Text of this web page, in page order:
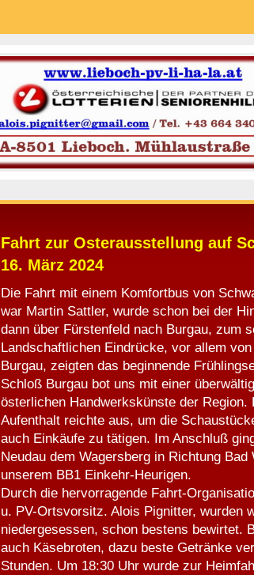
Fahrt zur Osterausstellung auf
16. März 2024
Die Fahrt mit einem Komfortbus von
war Martin Sattler, wurde schon bei der
dann über Fürstenfeld nach Burgau, zum
Landschaftlichen Eindrücke, vor allem
Burgau, zeigten das beginnende
Schloß Burgau bot uns mit einer
österlichen Handwerkskünste der Region.
Aufenthalt reichte aus, um die
auch Einkäufe zu tätigen. Im Anschluß
Neudau dem Wagersberg in Richtung Bad
unserem BB1 Einkehr-Heurigen.
Durch die hervorragende Fahrt-
u. PV-Ortsvorsitz. Alois Pignitter, wurden
niedergesessen, schon bestens bewirtet.
auch Käsebroten, dazu beste Getränke
Stunden. Um 18:30 Uhr wurde zur